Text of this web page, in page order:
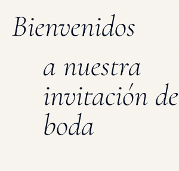
Bienvenidos
a nuestra
invitación de
boda